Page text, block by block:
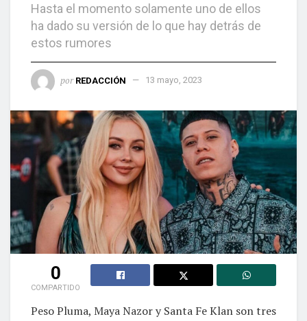
Hasta el momento solamente uno de ellos
ha dado su versión de lo que hay detrás de
estos rumores
por REDACCIÓN 13 mayo, 2023
0
COMPARTIDO
Peso Pluma, Maya Nazor y Santa Fe Klan son tres